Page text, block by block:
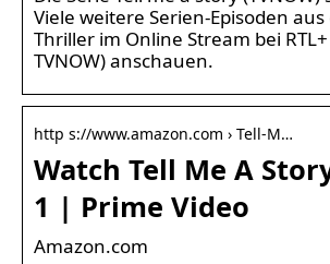
Viele weitere Serien-Episoden
Thriller im Online Stream bei
TVNOW) anschauen.
http s://www.amazon.com › Tell-M…
Watch Tell Me A
1 | Prime Video
Amazon.com